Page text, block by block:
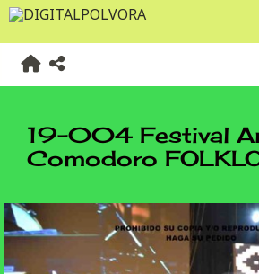
19-004 Festival
Comodoro